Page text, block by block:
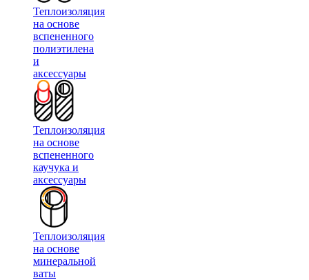
Теплоизоляция
на основе
вспененного
полиэтилена
и
аксессуары
Теплоизоляция
на основе
вспененного
каучука и
аксессуары
Теплоизоляция
на основе
минеральной
ваты